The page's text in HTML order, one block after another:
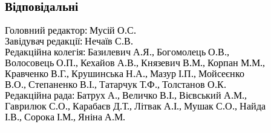
Відповідальні
Головний редактор: Мусій О.С.
Завідувач редакції: Нечаїв С.В.
Редакційна колегія: Базилевич А.Я., Богомолець О.В.,
Волосовець О.П., Кехайов А.В., Князевич В.М., Корпан М.М.,
Кравченко В.Г., Крушинська Н.А., Мазур І.П., Мойсеєнко
В.О., Степаненко В.І., Татарчук Т.Ф., Толстанов О.К.
Редакційна рада: Батрух А., Величко В.І., Вієвський А.М.,
Гаврилюк С.О., Карабаєв Д.Т., Літвак А.І., Мушак С.О., Найда
І.В., Сорока І.М., Яніна А.М.